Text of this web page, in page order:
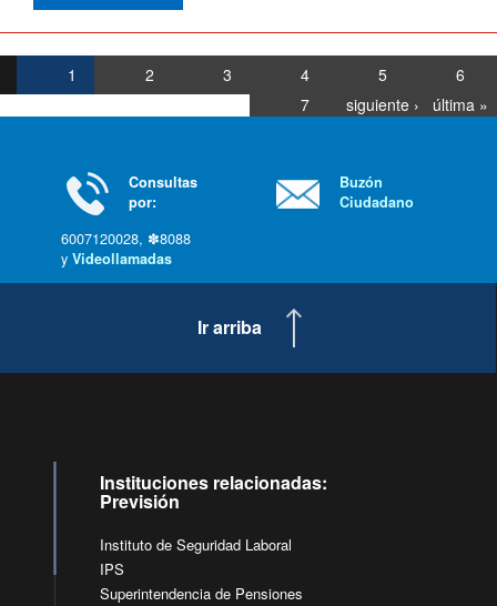
1 2 3 4 5
6
7
siguiente › última »
Consultas
por:
6007120028, ✽8088
y Videollamadas
Buzón
Ciudadano
Ir arriba
Instituciones relacionadas:
Previsión
Instituto de Seguridad Laboral
IPS
Superintendencia de Pensiones